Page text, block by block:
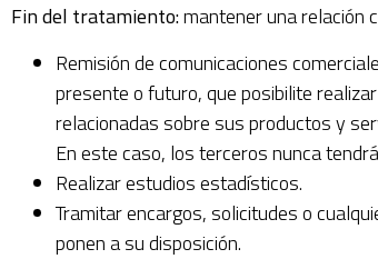
Fin del tratamiento:mantener una relación
Remisión de comunicaciones
presente o futuro, que posibilite
relacionadas sobre sus productos y
En este caso, los terceros nunca
Realizar estudios estadísticos.
Tramitar encargos, solicitudes o
ponen a su disposición.